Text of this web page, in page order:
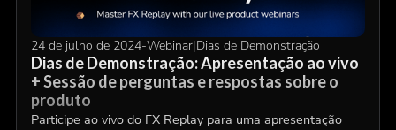
24 de julho de 2024-Webinar|Dias de Demonstração
Dias de Demonstração: Apresentação ao vivo
+ Sessão de perguntas e respostas sobre o
produto
Participe ao vivo do FX Replay para uma apresentação